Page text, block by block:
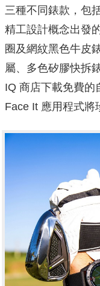
三種不同錶款，包
精工設計概念出發
圈及網紋黑色牛皮
屬、多色矽膠快拆
IQ 商店下載免費的
Face It 應用程式將